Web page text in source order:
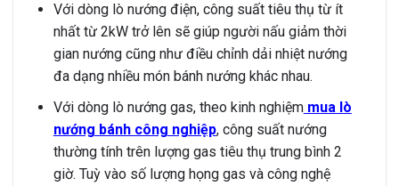
Với dòng lò nướng điện, công suất tiêu thụ từ ít
nhất từ 2kW trở lên sẽ giúp người nấu giảm thời
gian nướng cũng như điều chỉnh dải nhiệt nướng
đa dạng nhiều món bánh nướng khác nhau.
Với dòng lò nướng gas, theo kinh nghiệmmua lò
nướng bánh công nghiệp, công suất nướng
thường tính trên lượng gas tiêu thụ trung bình 2
giờ. Tuỳ vào số lượng họng gas và công nghệ